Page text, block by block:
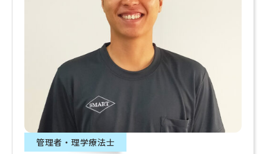
管理者・理学療法士